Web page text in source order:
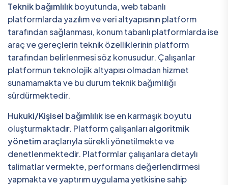
Teknik bağımlılıkboyutunda, web tabanlı
platformlarda yazılım ve veri altyapısının platform
tarafından sağlanması, konum tabanlı platformlarda ise
araç ve gereçlerin teknik özelliklerinin platform
tarafından belirlenmesi söz konusudur. Çalışanlar
platformun teknolojik altyapısı olmadan hizmet
sunamamakta ve bu durum teknik bağımlılığı
sürdürmektedir.
Hukuki/Kişisel bağımlılıkise en karmaşık boyutu
oluşturmaktadır. Platform çalışanlarıalgoritmik
yönetimaraçlarıyla sürekli yönetilmekte ve
denetlenmektedir. Platformlar çalışanlara detaylı
talimatlar vermekte, performans değerlendirmesi
yapmakta ve yaptırım uygulama yetkisine sahip